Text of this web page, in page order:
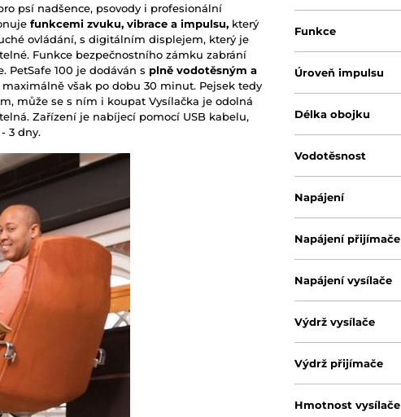
psí nadšence, psovody i profesionální
funkcemi zvuku, vibrace a impulsu, který
ovládání, s digitálním displejem, který je
Funkce bezpečnostního zámku zabrání
PetSafe 100 je dodáván s plně vodotěsným a
maximálně však po dobu 30 minut. Pejsek tedy
může se s ním i koupat Vysílačka je odolná
Zařízení je nabíjecí pomocí USB kabelu,
3 dny.
Funkce
Úroveň impulsu
Délka obojku
Vodotěsnost
Napájení
Napájení přijímače
Napájení vysílače
Výdrž vysílače
Výdrž přijímače
Hmotnost vysílače